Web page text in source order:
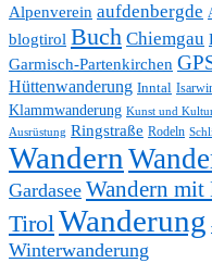
Alpenverein aufdenbergde
blogtirol Buch Chiemgau
Garmisch-Partenkirchen
Hüttenwanderung Inntal
Klammwanderung Kunst und
Ausrüstung Ringstraße Rodeln
Wandern
Gardasee Wandern mit
TirolWanderung
Winterwanderung